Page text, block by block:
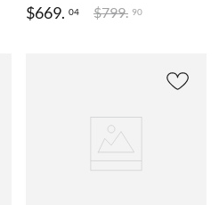
$669. 04 $799. 90